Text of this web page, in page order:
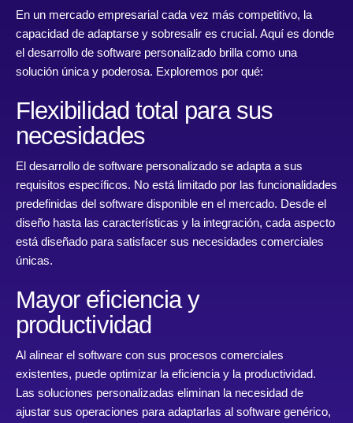
En un mercado empresarial cada vez más competitivo, la
capacidad de adaptarse y sobresalir es crucial. Aquí es donde
el desarrollo de software personalizado brilla como una
solución única y poderosa. Exploremos por qué:
Flexibilidad total para sus
necesidades
El desarrollo de software personalizado se adapta a sus
requisitos específicos. No está limitado por las funcionalidades
predefinidas del software disponible en el mercado. Desde el
diseño hasta las características y la integración, cada aspecto
está diseñado para satisfacer sus necesidades comerciales
únicas.
Mayor eficiencia y
productividad
Al alinear el software con sus procesos comerciales
existentes, puede optimizar la eficiencia y la productividad.
Las soluciones personalizadas eliminan la necesidad de
ajustar sus operaciones para adaptarlas al software genérico,